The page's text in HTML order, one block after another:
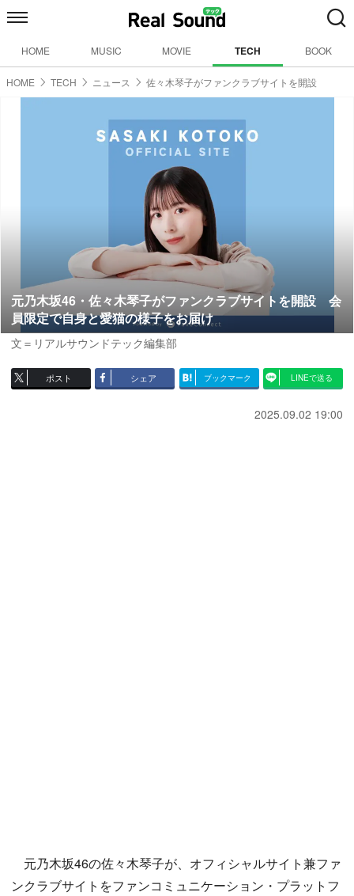
HOME MUSIC MOVIE TECH BOOK
HOME TECH ニュース 佐々木琴子がファンクラブサイトを開設
元乃木坂46・佐々木琴子がファンクラブサイトを開設 会
員限定で自身と愛猫の様子をお届け
文＝リアルサウンドテック編集部
ポスト シェア ブックマーク LINEで送る
2025.09.02 19:00
元乃木坂46の佐々木琴子が、オフィシャルサイト兼ファ
ンクラブサイトをファンコミュニケーション・プラットフ